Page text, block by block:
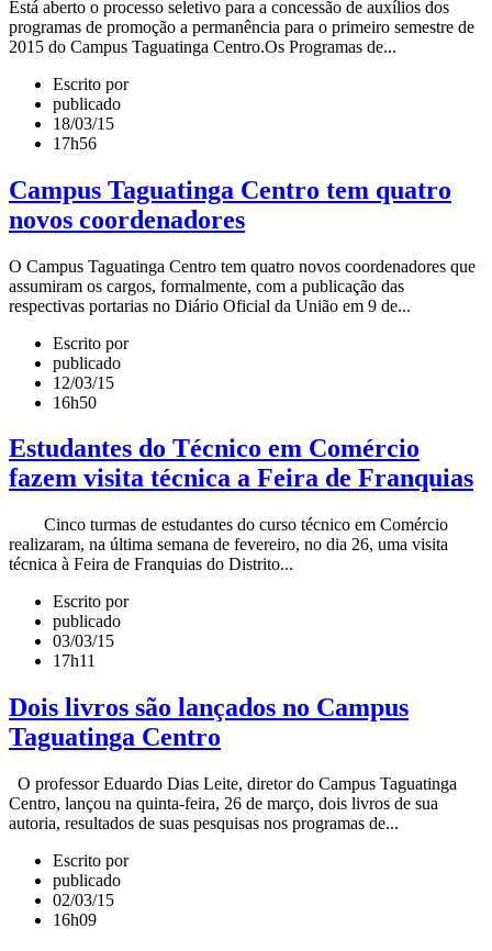
Está aberto o processo seletivo para a concessão de auxílios dos
programas de promoção a permanência para o primeiro semestre de
2015 do Campus Taguatinga Centro.Os Programas de...
Escrito por
publicado
18/03/15
17h56
Campus Taguatinga Centro tem quatro
novos coordenadores
O Campus Taguatinga Centro tem quatro novos coordenadores que
assumiram os cargos, formalmente, com a publicação das
respectivas portarias no Diário Oficial da União em 9 de...
Escrito por
publicado
12/03/15
16h50
Estudantes do Técnico em Comércio
fazem visita técnica a Feira de Franquias
Cinco turmas de estudantes do curso técnico em Comércio
realizaram, na última semana de fevereiro, no dia 26, uma visita
técnica à Feira de Franquias do Distrito...
Escrito por
publicado
03/03/15
17h11
Dois livros são lançados no Campus
Taguatinga Centro
O professor Eduardo Dias Leite, diretor do Campus Taguatinga
Centro, lançou na quinta-feira, 26 de março, dois livros de sua
autoria, resultados de suas pesquisas nos programas de...
Escrito por
publicado
02/03/15
16h09